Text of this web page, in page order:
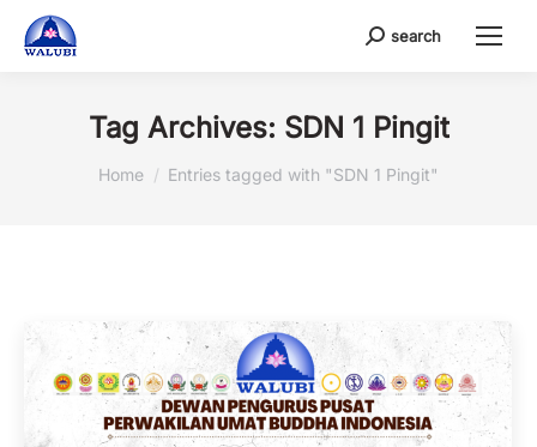
Search:
search
Tag Archives: SDN 1 Pingit
You are here:
Home Entries tagged with "SDN 1 Pingit"